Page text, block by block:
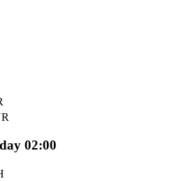
dan komisi copy trading
02:00